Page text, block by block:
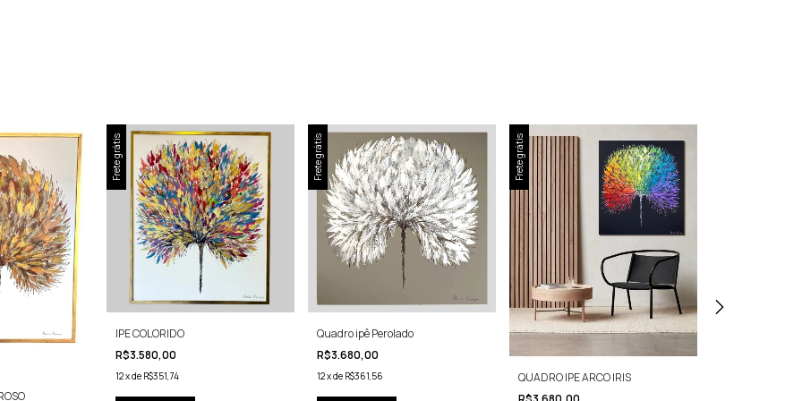
Frete grátis
IPE COLORIDO
R$3.580,00
12xde R$351,74
Frete grátis
Quadro ipê Perolado
R$3.680,00
12xde R$361,56
Frete grátis
QUADRO IPE ARCO IRIS